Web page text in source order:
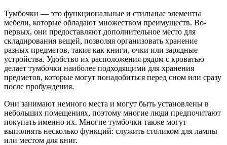
Тумбочки — это функциональные и стильные элементы
мебели, которые обладают множеством преимуществ. Во-
первых, они предоставляют дополнительное место для
складирования вещей, позволяя организовать хранение
разных предметов, такие как книги, очки или зарядные
устройства. Удобство их расположения рядом с кроватью
делает тумбочки наиболее подходящими для хранения
предметов, которые могут понадобиться перед сном или сразу
после пробуждения.
Они занимают немного места и могут быть установлены в
небольших помещениях, поэтому многие люди предпочитают
покупать именно их. Многие тумбочки также могут
выполнять несколько функций: служить столиком для лампы
или местом для книг.